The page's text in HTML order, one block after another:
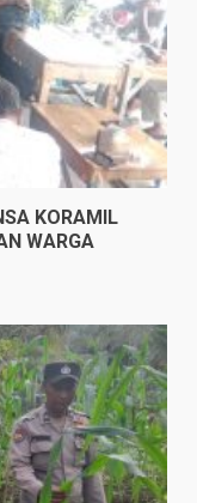
KORAMIL
WARGA